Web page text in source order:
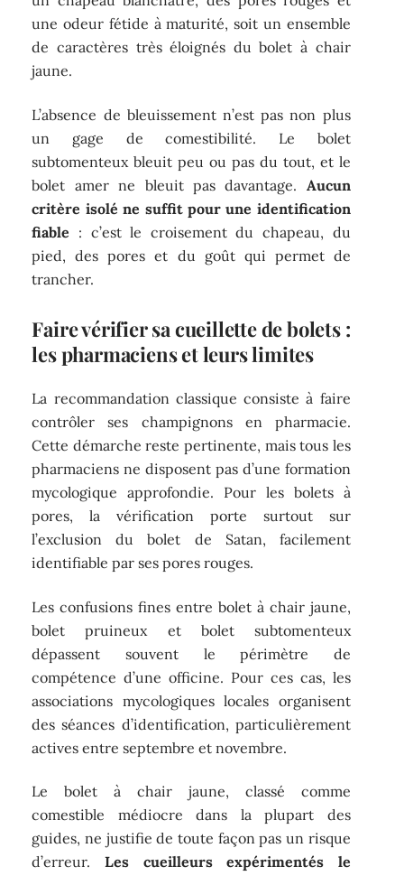
une odeur fétide à maturité, soit un ensemble
de caractères très éloignés du bolet à chair
jaune.
L’absence de bleuissement n’est pas non plus
un gage de comestibilité. Le bolet
subtomenteux bleuit peu ou pas du tout, et le
bolet amer ne bleuit pas davantage. Aucun
critère isolé ne suffit pour une identification
fiable : c’est le croisement du chapeau, du
pied, des pores et du goût qui permet de
trancher.
Faire vérifier sa cueillette de bolets :
les pharmaciens et leurs limites
La recommandation classique consiste à faire
contrôler ses champignons en pharmacie.
Cette démarche reste pertinente, mais tous les
pharmaciens ne disposent pas d’une formation
mycologique approfondie. Pour les bolets à
pores, la vérification porte surtout sur
l’exclusion du bolet de Satan, facilement
identifiable par ses pores rouges.
Les confusions fines entre bolet à chair jaune,
bolet pruineux et bolet subtomenteux
dépassent souvent le périmètre de
compétence d’une officine. Pour ces cas, les
associations mycologiques locales organisent
des séances d’identification, particulièrement
actives entre septembre et novembre.
Le bolet à chair jaune, classé comme
comestible médiocre dans la plupart des
guides, ne justifie de toute façon pas un risque
d’erreur. Les cueilleurs expérimentés le